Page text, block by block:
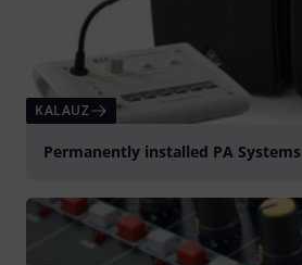
KALAUZ
Permanently installed PA Systems